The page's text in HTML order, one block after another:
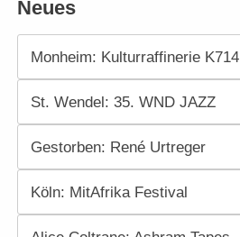
Neues
Monheim: Kulturraffinerie K714
St. Wendel: 35. WND JAZZ
Gestorben: René Urtreger
Köln: MitAfrika Festival